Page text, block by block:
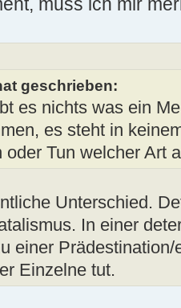
muss ich mir
geschrieben:
es nichts was ein
es steht in
Tun welcher Art
Unterschied.
In einer
einer
Einzelne tut.